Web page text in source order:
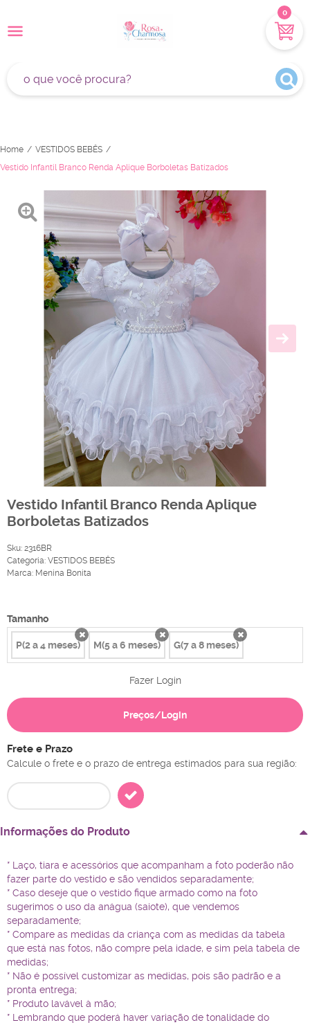
0
Home
VESTIDOS BEBÊS
Vestido Infantil Branco Renda Aplique Borboletas Batizados
Vestido Infantil Branco Renda Aplique
Borboletas Batizados
Sku: 2316BR
Categoria: VESTIDOS BEBÊS
Marca: Menina Bonita
Tamanho
P(2 a 4 meses)
x M(5 a 6 meses)
x G(7 a 8 meses)
x
Fazer Login
Preços/Login
Frete e Prazo
Calcule o frete e o prazo de entrega estimados para sua região:
Informações do Produto
* Laço, tiara e acessórios que acompanham a foto poderão não
fazer parte do vestido e são vendidos separadamente;
* Caso deseje que o vestido fique armado como na foto
sugerimos o uso da anágua (saiote), que vendemos
separadamente;
* Compare as medidas da criança com as medidas da tabela
que está nas fotos, não compre pela idade, e sim pela tabela de
medidas;
* Não é possível customizar as medidas, pois são padrão e a
pronta entrega;
* Produto lavável à mão;
* Lembrando que poderá haver variação de tonalidade do